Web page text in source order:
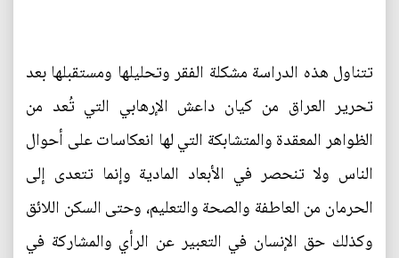
تتناول هذه الدراسة مشكلة الفقر وتحليلها ومستقبلها بعد
تحرير العراق من كيان داعش الإرهابي التي تُعد من
الظواهر المعقدة والمتشابكة التي لها انعكاسات على أحوال
الناس ولا تنحصر في الأبعاد المادية وإنما تتعدى إلى
الحرمان من العاطفة والصحة والتعليم، وحتى السكن اللائق
وكذلك حق الإنسان في التعبير عن الرأي والمشاركة في